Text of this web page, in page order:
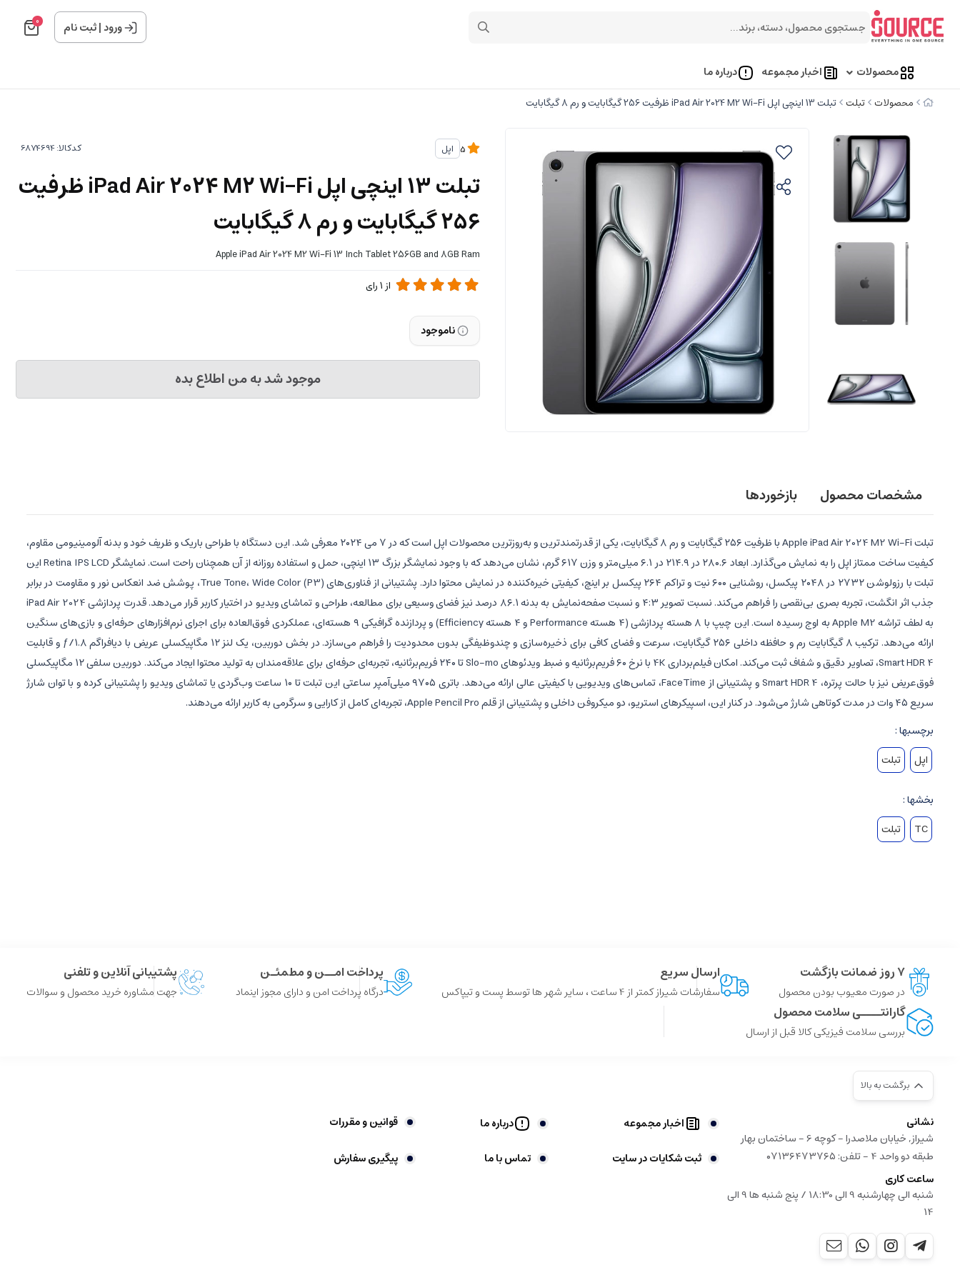
ورود|ثبت نام 0
محصولات اخبار مجموعه درباره ما
محصولات تبلت تبلت 13 اینچی اپل iPad Air 2024 M2 Wi-Fi ظرفیت 256 گیگابایت و رم 8 گیگابایت
اپل کدکالا:
تبلت 13 اینچی اپل iPad Air 2024 M2 Wi-Fi ظرفیت
256 گیگابایت و رم 8 گیگابایت
Apple iPad Air 2024 M2 Wi-Fi 13 Inch Tablet 256GB and 8GB Ram
از1رای
ناموجود
موجود شد به من اطلاع بده
مشخصات محصول بازخوردها
تبلت Apple iPad Air 2024 M2 Wi-Fi با ظرفیت ۲۵۶ گیگابایت و رم ۸ گیگابایت، یکی از قدرتمندترین و به‌روزترین محصولات اپل است که در ۷ می ۲۰۲۴ معرفی شد. این دستگاه با طراحی باریک و ظریف خود و بدنه آلومینیومی مقاوم،
کیفیت ساخت ممتاز اپل را به نمایش می‌گذارد. ابعاد ۲۸۰.۶ در ۲۱۴.۹ در ۶.۱ میلی‌متر و وزن ۶۱۷ گرم، نشان می‌دهد که با وجود نمایشگر بزرگ ۱۳ اینچی، حمل و استفاده روزانه از آن همچنان راحت است. نمایشگر Retina IPS LCD این
تبلت با رزولوشن ۲۷۳۲ در ۲۰۴۸ پیکسل، روشنایی ۶۰۰ نیت و تراکم ۲۶۴ پیکسل بر اینچ، کیفیتی خیره‌کننده در نمایش محتوا دارد. پشتیبانی از فناوری‌های True Tone، Wide Color (P3)، پوشش ضد انعکاس نور و مقاومت در برابر
جذب اثر انگشت، تجربه بصری بی‌نقصی را فراهم می‌کند. نسبت تصویر ۴:۳ و نسبت صفحه‌نمایش به بدنه ۸۶.۱ درصد نیز فضای وسیعی برای مطالعه، طراحی و تماشای ویدیو در اختیار کاربر قرار می‌دهد. قدرت پردازشی iPad Air 2024
به لطف تراشه Apple M2 به اوج رسیده است. این چیپ با ۸ هسته پردازشی (۴ هسته Performance و ۴ هسته Efficiency) و پردازنده گرافیکی ۹ هسته‌ای، عملکردی فوق‌العاده برای اجرای نرم‌افزارهای حرفه‌ای و بازی‌های سنگین
ارائه می‌دهد. ترکیب ۸ گیگابایت رم و حافظه داخلی ۲۵۶ گیگابایت، سرعت و فضای کافی برای ذخیره‌سازی و چندوظیفگی بدون محدودیت را فراهم می‌سازد. در بخش دوربین، یک لنز ۱۲ مگاپیکسلی عریض با دیافراگم ƒ/۱.۸ و قابلیت
Smart HDR 4، تصاویر دقیق و شفاف ثبت می‌کند. امکان فیلم‌برداری 4K با نرخ ۶۰ فریم‌برثانیه و ضبط ویدئوهای Slo-mo تا ۲۴۰ فریم‌برثانیه، تجربه‌ای حرفه‌ای برای علاقه‌مندان به تولید محتوا ایجاد می‌کند. دوربین سلفی ۱۲ مگاپیکسلی
فوق‌عریض نیز با حالت پرتره، Smart HDR 4 و پشتیبانی از FaceTime، تماس‌های ویدیویی با کیفیتی عالی ارائه می‌دهد. باتری ۹۷۰۵ میلی‌آمپر ساعتی این تبلت تا ۱۰ ساعت وب‌گردی یا تماشای ویدیو را پشتیبانی کرده و با توان شارژ
سریع ۴۵ وات در مدت کوتاهی شارژ می‌شود. در کنار این، اسپیکرهای استریو، دو میکروفن داخلی و پشتیبانی از قلم Apple Pencil Pro، تجربه‌ای کامل از کارایی و سرگرمی به کاربر ارائه می‌دهند.
برچسبها :
اپل
تبلت
بخشها :
TC
تبلت
۷ روز ضمانت بازگشت
در صورت معیوب بودن محصول
ارسال سریع
سفارشات شیراز کمتر از 4 ساعت ، سایر شهر ها توسط پست و تیپاکس
پرداخت امــن و مطمئـن
درگاه پرداخت امن و دارای مجوز اینماد
پشتیبانی آنلاین و تلفنی
جهت مشاوره خرید محصول و سوالات
گارانتــــی سلامت محصول
بررسی سلامت فیزیکی کالا قبل از ارسال
برگشت به بالا
نشانی
شیراز, خیابان ملاصدرا - کوچه 6 - ساختمان بهار
طبقه دو واحد 4 - تلفن: ۰۷۱۳۶۴۷۳۷۶۵
ساعت کاری
شنبه الی چهارشنبه 9 الی 18:30 / پنج شنبه ها 9 الی
14
اخبار مجموعه درباره ما قوانین و مقررات
ثبت شکایات در سایت تماس با ما پیگیری سفارش